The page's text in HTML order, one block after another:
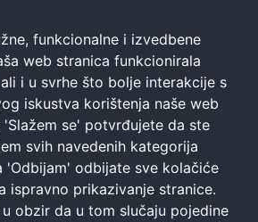
funkcionalne i izvedbene
web stranica funkcionirala
i u svrhe što bolje interakcije s
iskustva korištenja naše web
'Slažem se' potvrđujete da ste
svih navedenih kategorija
'Odbijam' odbijate sve kolačiće
ispravno prikazivanje stranice.
obzir da u tom slučaju pojedine